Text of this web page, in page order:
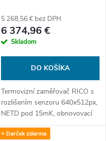
5 268,56 € bez DPH
6 374,96 €
Skladom
DO KOŠÍKA
Termovizní zaměřovač RICO s
rozlišením senzoru 640x512px,
NETD pod 15mK, obnovovací
frekvencí 60Hz, Algoritmem
REALITY +, balistickým
+ Darček zdarma